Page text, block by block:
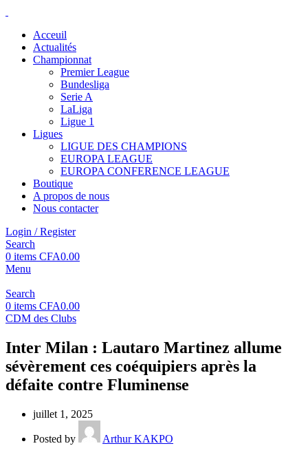
Acceuil
Actualités
Championnat
Premier League
Bundesliga
Serie A
LaLiga
Ligue 1
Ligues
LIGUE DES CHAMPIONS
EUROPA LEAGUE
EUROPA CONFERENCE LEAGUE
Boutique
A propos de nous
Nous contacter
Login / Register
Search
0 items CFA0.00
Menu
Search
0 items CFA0.00
CDM des Clubs
Inter Milan : Lautaro Martinez allume
sévèrement ces coéquipiers après la
défaite contre Fluminense
juillet 1, 2025
Posted by Arthur KAKPO